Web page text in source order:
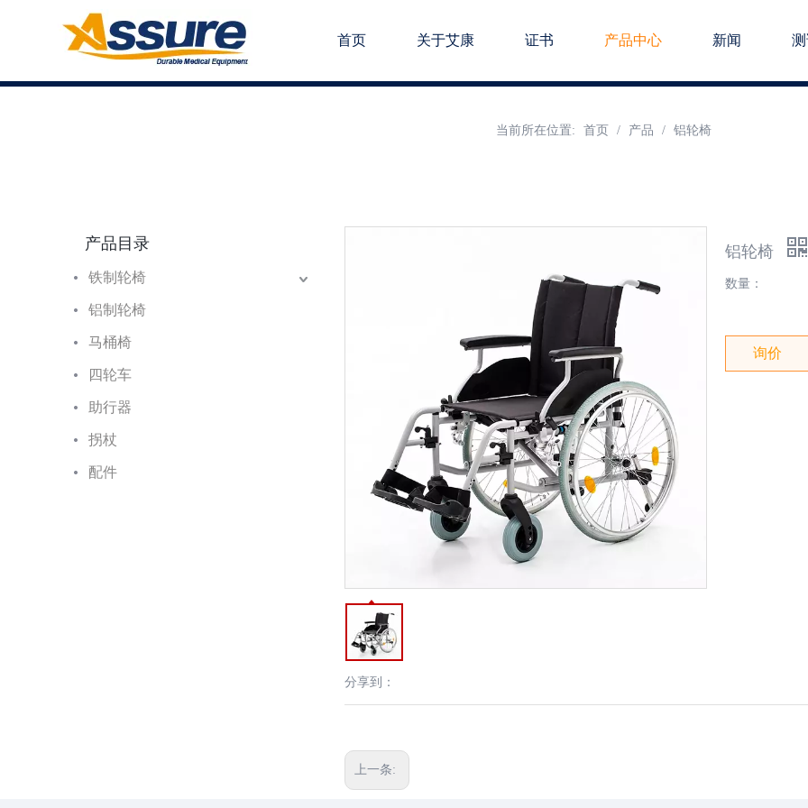
首页 关于艾康 证书 产品中心 新闻
当前所在位置: 首页 / 产品 / 铝轮椅
产品目录
铁制轮椅
铝制轮椅
马桶椅
四轮车
助行器
拐杖
配件
分享到：
铝轮椅
数量：
询价
上一条: